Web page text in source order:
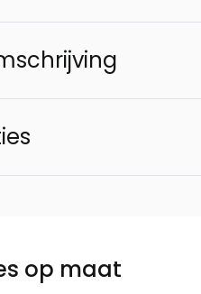
op maat